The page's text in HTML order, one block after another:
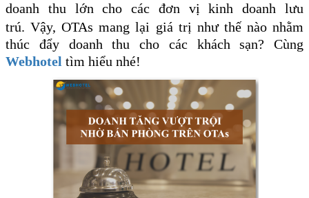
doanh thu lớn cho các đơn vị kinh doanh lưu
trú.Vậy, OTAs mang lại giá trị như thế nào nhằm
thúc đẩy doanh thu cho các khách sạn? Cùng
Webhotel tìm hiểu nhé!